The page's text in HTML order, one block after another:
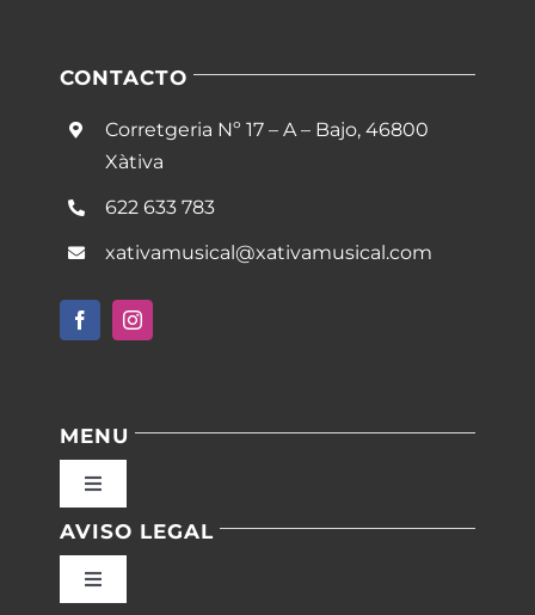
CONTACTO
Corretgeria Nº 17 – A – Bajo, 46800
Xàtiva
622 633 783
xativamusical@xativamusical.com
MENU
Toggle
Inicio
AVISO LEGAL
Toggle